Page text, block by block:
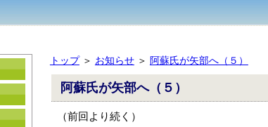
トップ＞ お知らせ＞ 阿蘇氏が矢部へ（５）
阿蘇氏が矢部へ（５）
（前回より続く）